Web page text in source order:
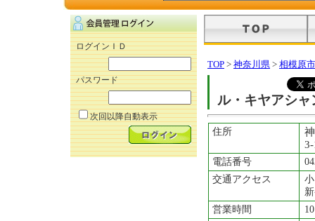
ログインＩＤ
パスワード
次回以降自動表示
TOP > 神奈川県 > 相模原市
ル・キヤアシ
住所
電話番号
交通アクセス
営業時間